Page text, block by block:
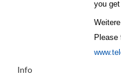
Info
you
Please